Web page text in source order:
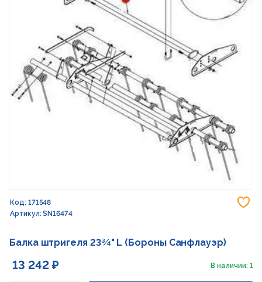
Код: 171548
Артикул: SN16474
Балка штригеля 23¾" L (Бороны Санфлауэр)
13 242 ₽ В наличии: 1